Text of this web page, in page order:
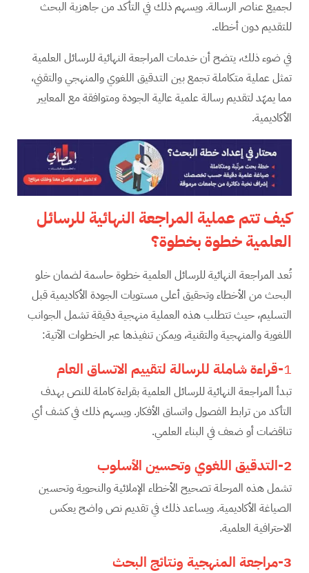
لجميع عناصر الرسالة. ويسهم ذلك في التأكد من جاهزية البحث
للتقديم دون أخطاء.
في ضوء ذلك، يتضح أن خدمات المراجعة النهائية للرسائل العلمية
تمثل عملية متكاملة تجمع بين التدقيق اللغوي والمنهجي والتقني،
مما يمهّد لتقديم رسالة علمية عالية الجودة ومتوافقة مع المعايير
الأكاديمية.
كيف تتم عملية المراجعة النهائية للرسائل
العلمية خطوة بخطوة؟
تُعد المراجعة النهائية للرسائل العلمية خطوة حاسمة لضمان خلو
البحث من الأخطاء وتحقيق أعلى مستويات الجودة الأكاديمية قبل
التسليم، حيث تتطلب هذه العملية منهجية دقيقة تشمل الجوانب
اللغوية والمنهجية والتقنية، ويمكن تنفيذها عبر الخطوات الآتية:
1-قراءة شاملة للرسالة لتقييم الاتساق العام
تبدأ المراجعة النهائية للرسائل العلمية بقراءة كاملة للنص بهدف
التأكد من ترابط الفصول واتساق الأفكار. ويسهم ذلك في كشف أي
تناقضات أو ضعف في البناء العلمي.
2-التدقيق اللغوي وتحسين الأسلوب
تشمل هذه المرحلة تصحيح الأخطاء الإملائية والنحوية وتحسين
الصياغة الأكاديمية. ويساعد ذلك في تقديم نص واضح يعكس
الاحترافية العلمية.
3-مراجعة المنهجية ونتائج البحث